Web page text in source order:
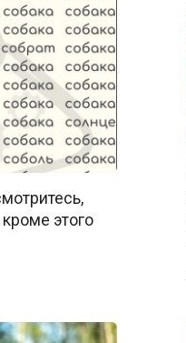
кроме этого